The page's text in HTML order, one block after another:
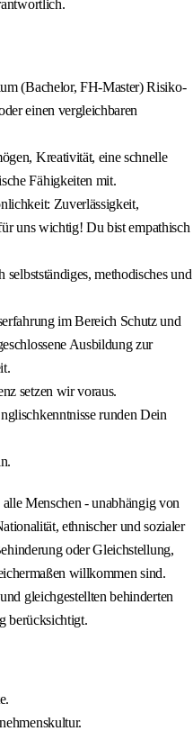
(Bachelor, FH-Master) Risiko-
einen vergleichbaren
Kreativität, eine schnelle
Fähigkeiten mit.
Zuverlässigkeit,
uns wichtig! Du bist empathisch
methodisches und
im Bereich Schutz und
Ausbildung zur
setzen wir voraus.
runden Dein
Menschen - unabhängig von
ethnischer und sozialer
oder Gleichstellung,
willkommen sind.
gleichgestellten behinderten
berücksichtigt.